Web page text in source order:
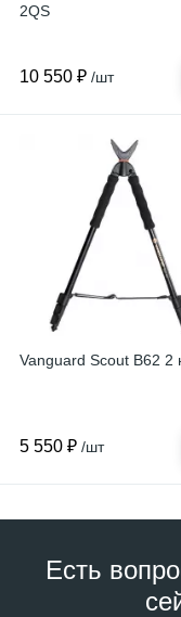
2QS
10 550 ₽ /шт
Vanguard Scout B62 2
5 550 ₽ /шт
Есть